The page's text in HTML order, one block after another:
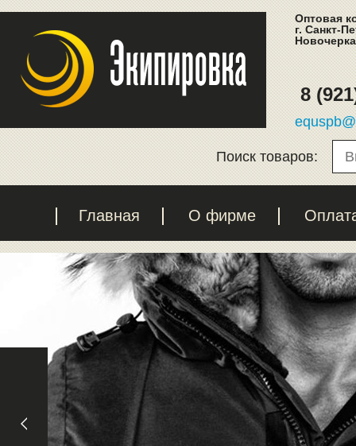
Оптовая
г. Санкт-
8
Поиск товаров:
Главная О фирме